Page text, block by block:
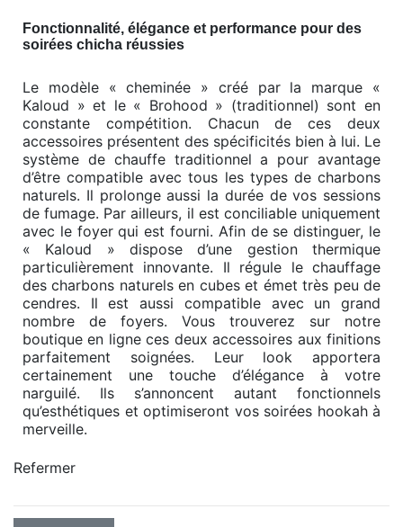
Fonctionnalité, élégance et performance pour des
soirées chicha réussies
Le modèle « cheminée » créé par la marque «
Kaloud » et le « Brohood » (traditionnel) sont en
constante compétition. Chacun de ces deux
accessoires présentent des spécificités bien à lui. Le
système de chauffe traditionnel a pour avantage
d’être compatible avec tous les types de charbons
naturels. Il prolonge aussi la durée de vos sessions
de fumage. Par ailleurs, il est conciliable uniquement
avec le foyer qui est fourni. Afin de se distinguer, le
« Kaloud » dispose d’une gestion thermique
particulièrement innovante. Il régule le chauffage
des charbons naturels en cubes et émet très peu de
cendres. Il est aussi compatible avec un grand
nombre de foyers. Vous trouverez sur notre
boutique en ligne ces deux accessoires aux finitions
parfaitement soignées. Leur look apportera
certainement une touche d’élégance à votre
narguilé. Ils s’annoncent autant fonctionnels
qu’esthétiques et optimiseront vos soirées hookah à
merveille.
Refermer